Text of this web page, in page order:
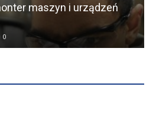
maszyn i urządzeń
0